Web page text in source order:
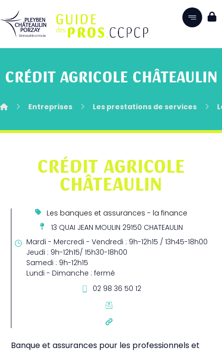
CRÉDIT AGRICOLE CHÂTEAULIN
Entreprises Les prestations de services
CRÉDIT AGRICOLE
CHÂTEAULIN
Les banques et assurances - la finance
13 QUAI JEAN MOULIN 29150 CHATEAULIN
Mardi - Mercredi - Vendredi : 9h-12h15 / 13h45-18h00
Jeudi : 9h-12h15/ 15h30-18h00
Samedi : 9h-12h15
Lundi - Dimanche : fermé
02 98 36 50 12
Banque et assurances pour les professionnels et